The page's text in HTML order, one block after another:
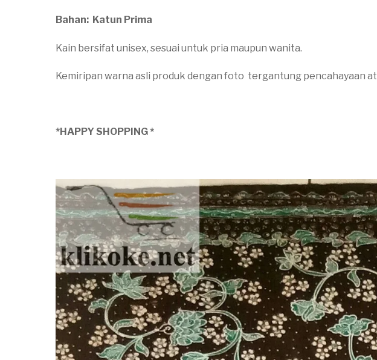
Bahan: Katun Prima
Kain bersifat unisex, sesuai untuk pria maupun wanita.
Kemiripan warna asli produk dengan foto tergantung pencahayaan
*HAPPY SHOPPING *